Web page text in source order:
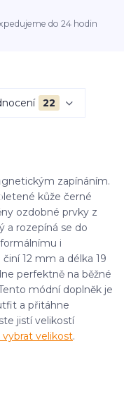
do 24 hodin
22
zapínáním.
kůže černé
ozdobné prvky z
a rozepíná se do
i
12 mm a délka 19
perfektně na běžné
módní doplněk je
a přitáhne
jistí velikostí
vybrat velikost.